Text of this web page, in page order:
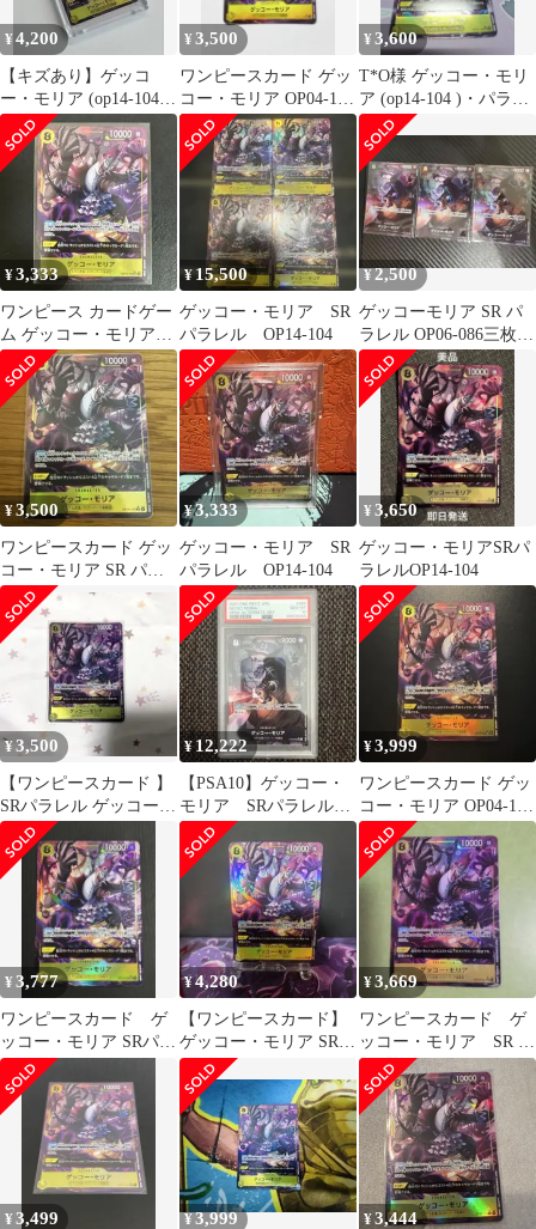
¥4,200
【キズあり】ゲッコ
ー・モリア (op14-104
)・パラレル
¥3,500
ワンピースカード ゲッ
コー・モリア OP04-104
SR パラレル
¥3,600
T*O様 ゲッコー・モリ
ア (op14-104 )・パラレ
ル
¥3,333
ワンピース カードゲー
ム ゲッコー・モリア
SR パラレル
¥ 15,500
ゲッコー・モリア SR
パラレル OP14-104
¥2,500
ゲッコーモリア SR パ
ラレル OP06-086三枚セ
ット
¥3,500
ワンピースカード ゲッ
コー・モリア SR パラ
レル
¥3,333
ゲッコー・モリア SR
パラレル OP14-104
¥3,650
ゲッコー・モリアSRパ
ラレルOP14-104
¥3,500
【ワンピースカード 】
SRパラレル ゲッコー・
モリア OP14-104
¥ 12,222
【PSA10】ゲッコー・
モリア SRパラレル
OP06-086
¥3,999
ワンピースカード ゲッ
コー・モリア OP04-104
SRパラレル
¥3,777
ワンピースカード ゲ
ッコー・モリア SRパラ
レル
¥4,280
【ワンピースカード】
ゲッコー・モリア SR
パラレル
¥3,669
ワンピースカード ゲ
ッコー・モリア SR パ
ラレル OP14-104
¥3,499 ¥3,999 ¥3,444